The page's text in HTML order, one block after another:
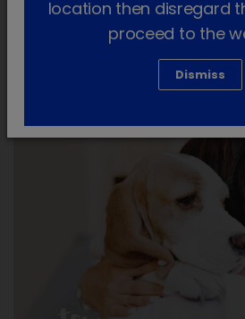
Conteúdo Premium
location then disregard
proceed to the
Dismiss